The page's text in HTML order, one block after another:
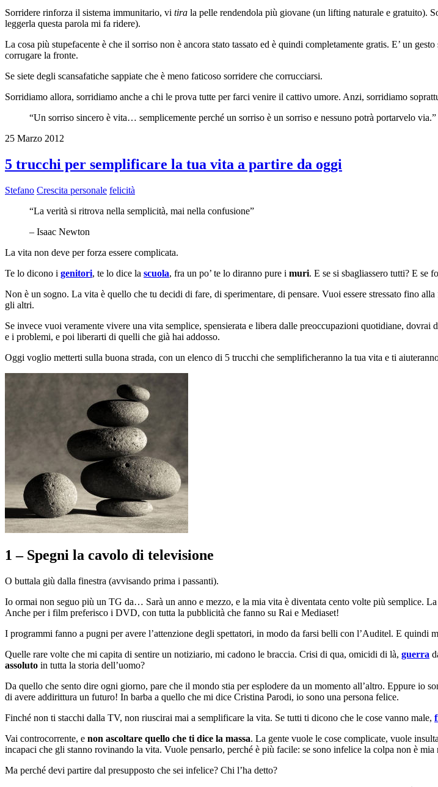
Sorridere rinforza il sistema immunitario, vi tira la pelle rendendola più giovane (un lifting naturale e gratuito).
leggerla questa parola mi fa ridere).
La cosa più stupefacente è che il sorriso non è ancora stato tassato ed è quindi completamente gratis. E’ un
corrugare la fronte.
Se siete degli scansafatiche sappiate che è meno faticoso sorridere che corrucciarsi.
Sorridiamo allora, sorridiamo anche a chi le prova tutte per farci venire il cattivo umore. Anzi, sorridiamo
“Un sorriso sincero è vita… semplicemente perché un sorriso è un sorriso e nessuno potrà portarvelo via.”
25 Marzo 2012
5 trucchi per semplificare la tua vita a partire da oggi
Stefano Crescita personale felicità
“La verità si ritrova nella semplicità, mai nella confusione”
– Isaac Newton
La vita non deve per forza essere complicata.
Te lo dicono i genitori, te lo dice la scuola, fra un po’ te lo diranno pure i muri. E se si sbagliassero tutti? E se
Non è un sogno. La vita è quello che tu decidi di fare, di sperimentare, di pensare. Vuoi essere stressato fino
gli altri.
Se invece vuoi veramente vivere una vita semplice, spensierata e libera dalle preoccupazioni quotidiane, dovrai
e i problemi, e poi liberarti di quelli che già hai addosso.
Oggi voglio metterti sulla buona strada, con un elenco di 5 trucchi che semplificheranno la tua vita e ti
1 – Spegni la cavolo di televisione
O buttala giù dalla finestra (avvisando prima i passanti).
Io ormai non seguo più un TG da… Sarà un anno e mezzo, e la mia vita è diventata cento volte più semplice.
Anche per i film preferisco i DVD, con tutta la pubblicità che fanno su Rai e Mediaset!
I programmi fanno a pugni per avere l’attenzione degli spettatori, in modo da farsi belli con l’Auditel. E quindi
Quelle rare volte che mi capita di sentire un notiziario, mi cadono le braccia. Crisi di qua, omicidi di là, guerra
assoluto in tutta la storia dell’uomo?
Da quello che sento dire ogni giorno, pare che il mondo stia per esplodere da un momento all’altro. Eppure io
di avere addirittura un futuro! In barba a quello che mi dice Cristina Parodi, io sono una persona felice.
Finché non ti stacchi dalla TV, non riuscirai mai a semplificare la vita. Se tutti ti dicono che le cose vanno male,
Vai controcorrente, e non ascoltare quello che ti dice la massa. La gente vuole le cose complicate, vuole
incapaci che gli stanno rovinando la vita. Vuole pensarlo, perché è più facile: se sono infelice la colpa non è
Ma perché devi partire dal presupposto che sei infelice? Chi l’ha detto?